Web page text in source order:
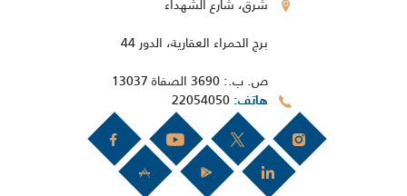
شرق، شارع الشهداء
برج الحمراء العقارية، الدور 44
ص. ب.: 3690 الصفاة 13037
هاتف